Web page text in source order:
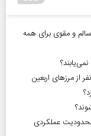
صبحانه سریع، سالم و مقوی برای همه
۱۰.۵ میلیون نفر با محدودیت عملکردی